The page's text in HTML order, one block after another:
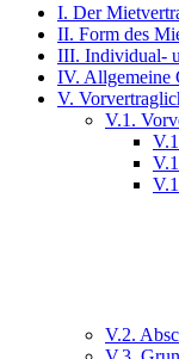
I. Der
II. Form des
III. Individual-
IV. Allgemeine
V.
V.1.
V.2.